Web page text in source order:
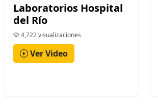
Laboratorios Hospital
del Río
4,722 visualizaciones
Ver Video